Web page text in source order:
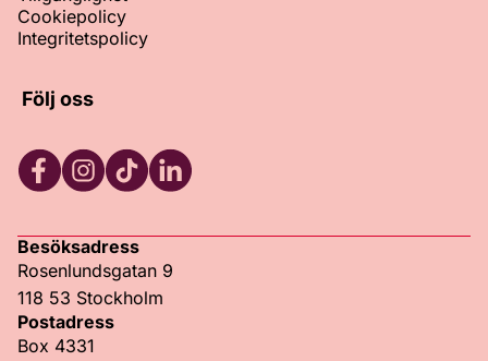
Cookiepolicy
Integritetspolicy
Följ oss
Besöksadress
Rosenlundsgatan 9
118 53 Stockholm
Postadress
Box 4331